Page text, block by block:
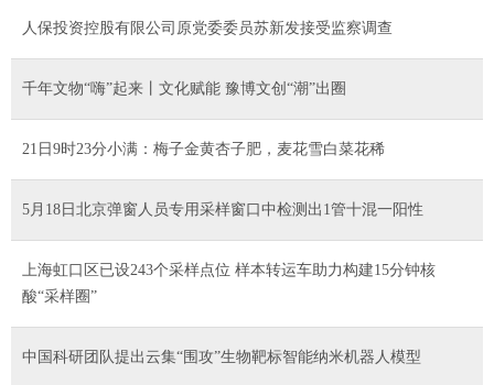
人保投资控股有限公司原党委委员苏新发接受监察调查
千年文物“嗨”起来丨文化赋能 豫博文创“潮”出圈
21日9时23分小满：梅子金黄杏子肥，麦花雪白菜花稀
5月18日北京弹窗人员专用采样窗口中检测出1管十混一阳性
上海虹口区已设243个采样点位 样本转运车助力构建15分钟核
酸“采样圈”
中国科研团队提出云集“围攻”生物靶标智能纳米机器人模型